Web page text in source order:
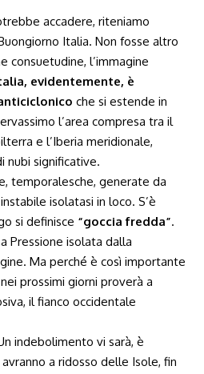
accadere, riteniamo
Italia. Non fosse altro
consuetudine, l’immagine
evidentemente, è
che si estende in
l’area compresa tra il
e l’Iberia meridionale,
nubi significative.
temporalesche, generate da
isolatasi in loco. S’è
si definisce “goccia fredda”.
Pressione isolata dalla
Ma perché è così importante
prossimi giorni proverà a
il fianco occidentale
indebolimento vi sarà, è
a ridosso delle Isole, fin